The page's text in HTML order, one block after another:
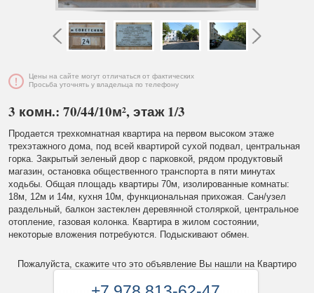
Цены на сайте могут отличаться от фактических
Просьба уточнять у владельца по телефону
3 комн.: 70/44/10м², этаж 1/3
Продается трехкомнатная квартира на первом высоком этаже
трехэтажного дома, под всей квартирой сухой подвал, центральная
горка. Закрытый зеленый двор с парковкой, рядом продуктовый
магазин, остановка общественного транспорта в пяти минутах
ходьбы. Общая площадь квартиры 70м, изолированные комнаты:
18м, 12м и 14м, кухня 10м, функциональная прихожая. Сан/узел
раздельный, балкон застеклен деревянной столяркой, центральное
отопление, газовая колонка. Квартира в жилом состоянии,
некоторые вложения потребуются. Подыскивают обмен.
Пожалуйста, скажите что это объявление Вы нашли на Квартиро